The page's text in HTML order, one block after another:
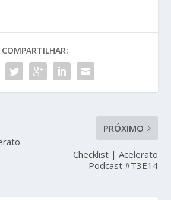
COMPARTILHAR:
PRÓXIMO
Checklist | Acelerato
Podcast #T3E14